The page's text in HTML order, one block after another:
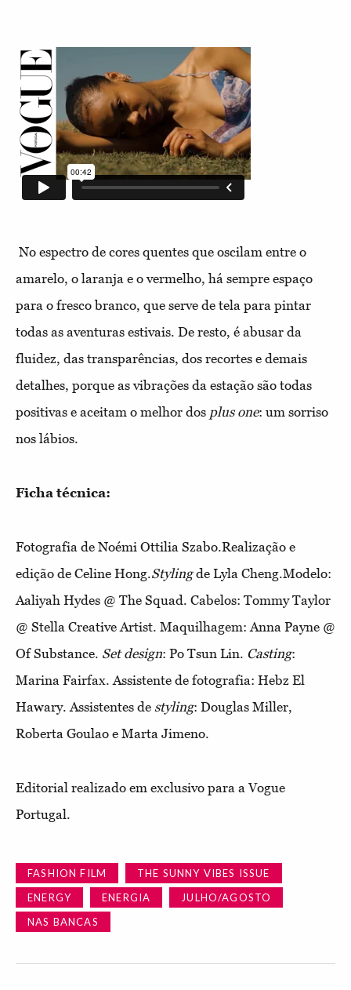
No espectro de cores quentes que oscilam entre o
amarelo, o laranja e o vermelho, há sempre espaço
para o fresco branco, que serve de tela para pintar
todas as aventuras estivais. De resto, é abusar da
fluidez, das transparências, dos recortes e demais
detalhes, porque as vibrações da estação são todas
positivas e aceitam o melhor dos plus one: um sorriso
nos lábios.
Ficha técnica:
Fotografia de Noémi Ottilia Szabo.Realização e
edição de Celine Hong.Stylingde Lyla Cheng.Modelo:
Aaliyah Hydes @ The Squad. Cabelos: Tommy Taylor
@ Stella Creative Artist. Maquilhagem: Anna Payne @
Of Substance. Set design: Po Tsun Lin. Casting:
Marina Fairfax. Assistente de fotografia: Hebz El
Hawary. Assistentes de styling: Douglas Miller,
Roberta Goulao e Marta Jimeno.
Editorial realizado em exclusivo para a Vogue
Portugal.
FASHION FILM
THE SUNNY VIBES ISSUE
ENERGY
ENERGIA
JULHO/AGOSTO
NAS BANCAS